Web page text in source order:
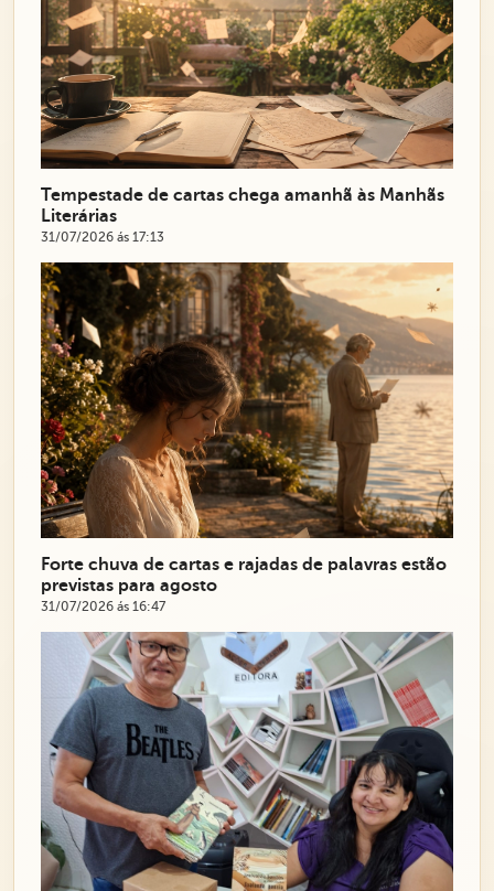
Tempestade de cartas chega amanhã às Manhãs
Literárias
31/07/2026 ás 17:13
Forte chuva de cartas e rajadas de palavras estão
previstas para agosto
31/07/2026 ás 16:47